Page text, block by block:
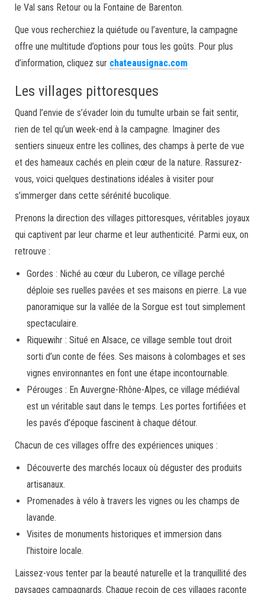
le Val sans Retour ou la Fontaine de Barenton.
Que vous recherchiez la quiétude ou l’aventure, la campagne
offre une multitude d’options pour tous les goûts. Pour plus
d’information, cliquez sur chateausignac.com
Les villages pittoresques
Quand l’envie de s’évader loin du tumulte urbain se fait sentir,
rien de tel qu’un week-end à la campagne. Imaginer des
sentiers sinueux entre les collines, des champs à perte de vue
et des hameaux cachés en plein cœur de la nature. Rassurez-
vous, voici quelques destinations idéales à visiter pour
s’immerger dans cette sérénité bucolique.
Prenons la direction des villages pittoresques, véritables joyaux
qui captivent par leur charme et leur authenticité. Parmi eux, on
retrouve :
Gordes : Niché au cœur du Luberon, ce village perché
déploie ses ruelles pavées et ses maisons en pierre. La vue
panoramique sur la vallée de la Sorgue est tout simplement
spectaculaire.
Riquewihr : Situé en Alsace, ce village semble tout droit
sorti d’un conte de fées. Ses maisons à colombages et ses
vignes environnantes en font une étape incontournable.
Pérouges : En Auvergne-Rhône-Alpes, ce village médiéval
est un véritable saut dans le temps. Les portes fortifiées et
les pavés d’époque fascinent à chaque détour.
Chacun de ces villages offre des expériences uniques :
Découverte des marchés locaux où déguster des produits
artisanaux.
Promenades à vélo à travers les vignes ou les champs de
lavande.
Visites de monuments historiques et immersion dans
l’histoire locale.
Laissez-vous tenter par la beauté naturelle et la tranquillité des
paysages campagnards. Chaque recoin de ces villages raconte